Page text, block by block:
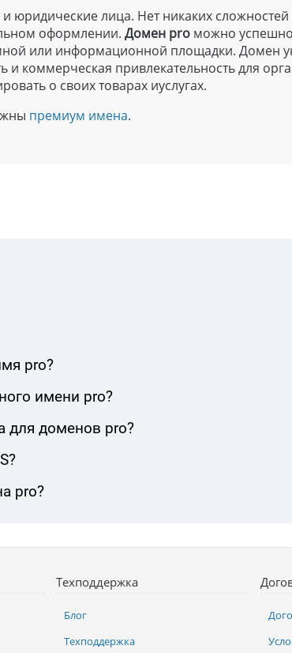
и юридические лица. Нет никаких сложностей
оформлении.Домен pro можно успешно
или информационной площадки. Домен
и коммерческая привлекательность для
о своих товарах иуслугах.
премиум имена.
pro?
имени pro?
для доменов pro?
pro?
Техподдержка
Блог
Техподдержка